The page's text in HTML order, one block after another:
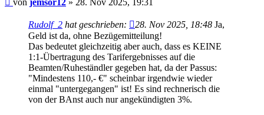
von jemsor12 » 28. Nov 2025, 19:31
Rudolf_2 hat geschrieben: 28. Nov 2025, 18:48 Ja,
Geld ist da, ohne Bezügemitteilung!
Das bedeutet gleichzeitig aber auch, dass es KEINE
1:1-Übertragung des Tarifergebnisses auf die
Beamten/Ruheständler gegeben hat, da der Passus:
"Mindestens 110,- €" scheinbar irgendwie wieder
einmal "untergegangen" ist! Es sind rechnerisch die
von der BAnst auch nur angekündigten 3%.